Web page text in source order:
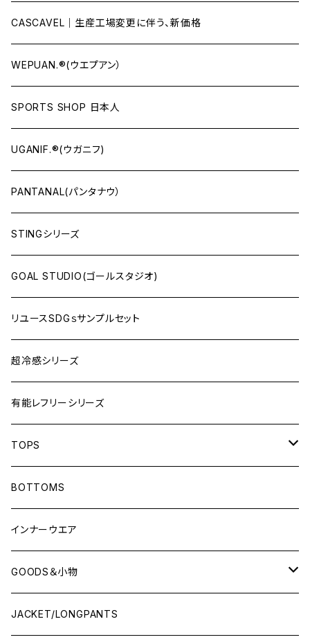
CASCAVEL｜生産工場変更に伴う、新価格
WEPUAN.®(ウエプアン）
SPORTS SHOP 日本人
UGANIF.®(ウガニフ)
PANTANAL(パンタナウ）
STINGシリーズ
GOAL STUDIO(ゴールスタジオ)
リユースSDGｓサンプルセット
超冷感シリーズ
有能レフリーシリーズ
TOPS
LONG-SLEEVEプラシャツ
SHORT-SLEEVEプラシャツ
NO-SLEEVE
Tシャツ(オフコート)
BOTTOMS
インナーウエア
GOODS＆小物
シューズ袋
JACKET/LONGPANTS